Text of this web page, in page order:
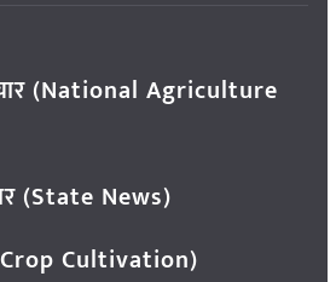
(National Agriculture
(State News)
Cultivation)